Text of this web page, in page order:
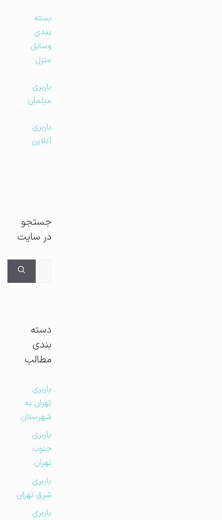
بسته
بندی
وسایل
منزل
باربری
مبلمان
باربری
آنلاین
جستجو
در سایت
دسته
بندی
مطالب
باربری
تهران به
شهرستان
باربری
جنوب
تهران
باربری
شرق تهران
باربری